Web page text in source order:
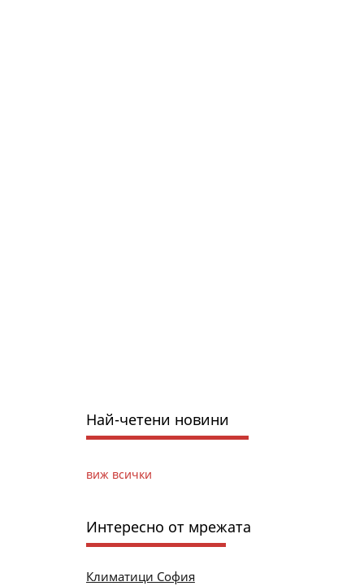
Най-четени новини
виж всички
Интересно от мрежата
Климатици София